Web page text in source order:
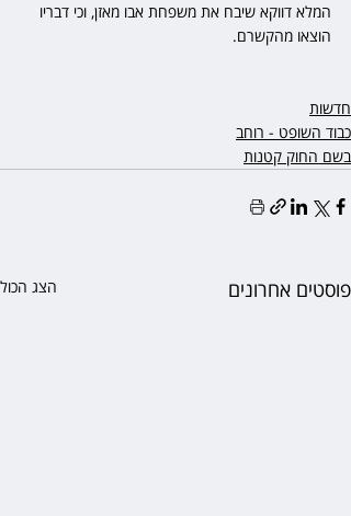
המלא דווקא שיבח את משפחת אבו מאזן, וכי דבריו
הוצאו מהקשרם.
חדשות
כבוד השופט - רוחב
בשם החוק קטנות
פוסטים אחרונים הצג הכול